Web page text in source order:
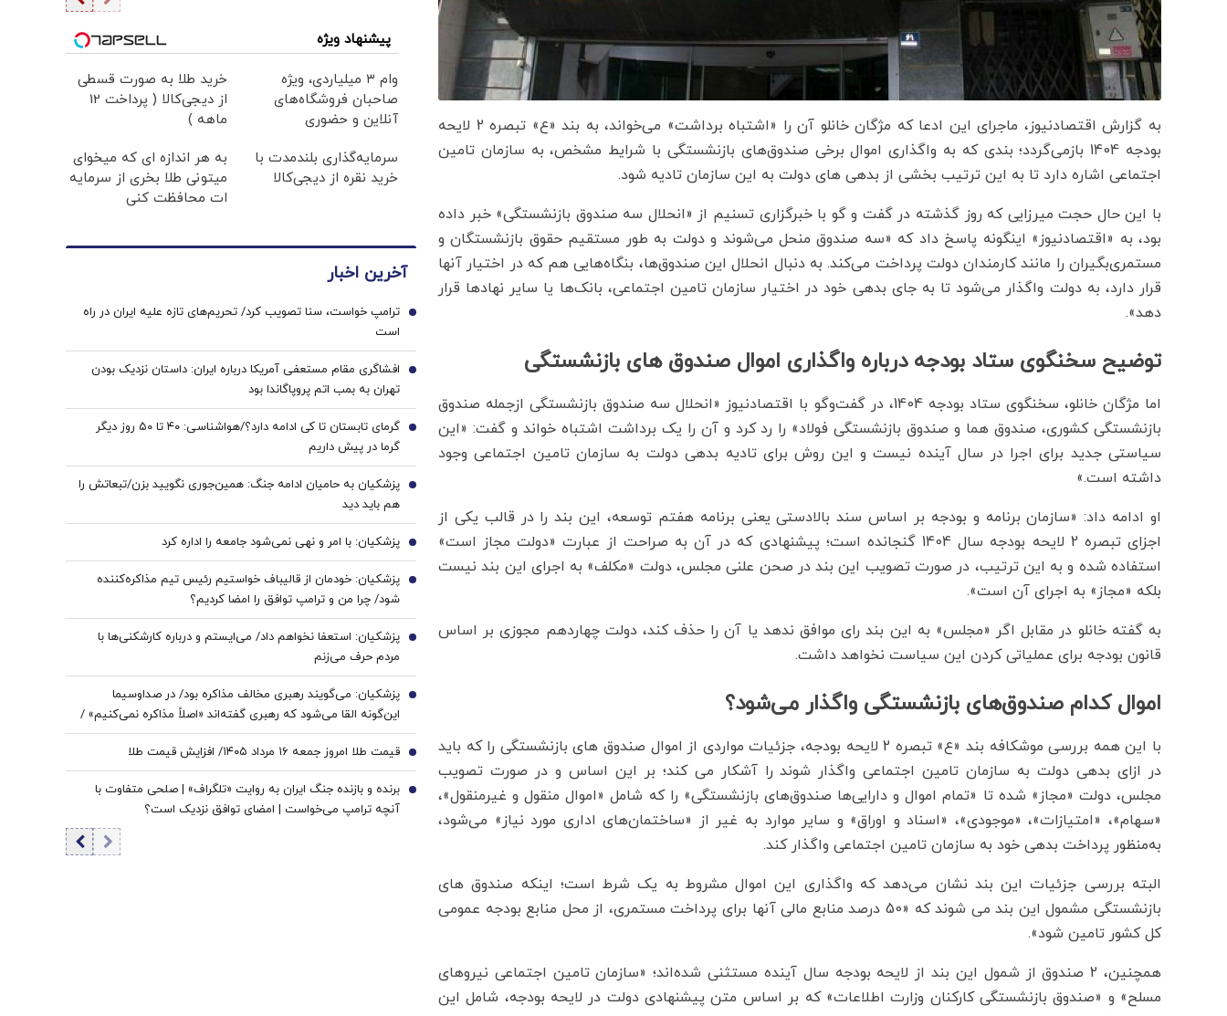
به گزارش اقتصادنیوز، ماجرای این ادعا که مژگان خانلو آن را «اشتباه برداشت» می‌خواند، به بند «ع» تبصره 2 لایحه
بودجه 1404 بازمی‌گردد؛ بندی که به واگذاری اموال برخی صندوق‌های بازنشستگی با شرایط مشخص، به سازمان تامین
اجتماعی اشاره دارد تا به این ترتیب بخشی از بدهی های دولت به این سازمان تادیه شود.
با این حال حجت میرزایی که روز گذشته در گفت و گو با خبرگزاری تسنیم از «انحلال سه صندوق بازنشستگی» خبر داده
بود، به «اقتصادنیوز» اینگونه پاسخ داد که «سه صندوق منحل می‌شوند و دولت به طور مستقیم حقوق بازنشستگان و
مستمری‌بگیران را مانند کارمندان دولت پرداخت می‌کند. به دنبال انحلال این صندوق‌ها، بنگاه‌هایی هم که در اختیار آنها
قرار دارد، به دولت واگذار می‌شود تا به جای بدهی خود در اختیار سازمان تامین اجتماعی، بانک‌ها یا سایر نهادها قرار
دهد».
توضیح سخنگوی ستاد بودجه درباره واگذاری اموال صندوق های بازنشستگی
اما مژگان خانلو، سخنگوی ستاد بودجه 1404، در گفت‌وگو با اقتصادنیوز «انحلال سه صندوق بازنشستگی ازجمله صندوق
بازنشستگی کشوری، صندوق هما و صندوق بازنشستگی فولاد» را رد کرد و آن را یک برداشت اشتباه خواند و گفت: «این
سیاستی جدید برای اجرا در سال آینده نیست و این روش برای تادیه بدهی دولت به سازمان تامین اجتماعی وجود
داشته است.»
او ادامه داد: «سازمان برنامه و بودجه بر اساس سند بالادستی یعنی برنامه هفتم توسعه، این بند را در قالب یکی از
اجزای تبصره 2 لایحه بودجه سال 1404 گنجانده است؛ پیشنهادی که در آن به صراحت از عبارت «دولت مجاز است»
استفاده شده و به این ترتیب، در صورت تصویب این بند در صحن علنی مجلس، دولت «مکلف» به اجرای این بند نیست
بلکه «مجاز» به اجرای آن است».
به گفته خانلو در مقابل اگر «مجلس» به این بند رای موافق ندهد یا آن را حذف کند، دولت چهاردهم مجوزی بر اساس
قانون بودجه برای عملیاتی کردن این سیاست نخواهد داشت.
اموال کدام صندوق‌های بازنشستگی واگذار می‌شود؟
با این همه بررسی موشکافه بند «ع» تبصره 2 لایحه بودجه، جزئیات مواردی از اموال صندوق های بازنشستگی را که باید
در ازای بدهی دولت به سازمان تامین اجتماعی واگذار شوند را آشکار می کند؛ بر این اساس و در صورت تصویب
مجلس، دولت «مجاز» شده تا «تمام اموال و دارایی‌ها صندوق‌های بازنشستگی» را که شامل «اموال منقول و غیرمنقول»،
«سهام»، «امتیازات»، «موجودی»، «اسناد و اوراق» و سایر موارد به غیر از «ساختمان‌های اداری مورد نیاز» می‌شود،
به‌منظور پرداخت بدهی خود به سازمان تامین اجتماعی واگذار کند.
البته بررسی جزئیات این بند نشان می‌دهد که واگذاری این اموال مشروط به یک شرط است؛ اینکه صندوق های
بازنشستگی مشمول این بند می شوند که «50 درصد منابع مالی آنها برای پرداخت مستمری، از محل منابع بودجه عمومی
کل کشور تامین شود».
همچنین، 2 صندوق از شمول این بند از لایحه بودجه سال آینده مستثنی شده‌اند؛ «سازمان تامین اجتماعی نیروهای
مسلح» و «صندوق بازنشستگی کارکنان وزارت اطلاعات» که بر اساس متن پیشنهادی دولت در لایحه بودجه، شامل این
پیشنهاد ویژه
وام ۳ میلیاردی، ویژه
صاحبان فروشگاه‌های
آنلاین و حضوری
خرید طلا به صورت قسطی
از دیجی‌کالا ( پرداخت 12
ماهه )
سرمایه‌گذاری بلندمدت با
خرید نقره از دیجی‌کالا
به هر اندازه ای که میخوای
میتونی طلا بخری از سرمایه
ات محافظت کنی
آخرین اخبار
ترامپ خواست، سنا تصویب کرد/ تحریم‌های تازه علیه ایران در راه
است
1
افشاگری مقام مستعفی آمریکا درباره ایران: داستان نزدیک بودن
تهران به بمب اتم پروپاگاندا بود
2
گرمای تابستان تا کی ادامه دارد؟/هواشناسی: ۴۰ تا ۵۰ روز دیگر
گرما در پیش داریم
3
پزشکیان به حامیان ادامه جنگ: همین‌جوری نگویید بزن/تبعاتش را
هم باید دید
4
پزشکیان: با امر و نهی نمی‌شود جامعه را اداره کرد 5
پزشکیان: خودمان از قالیباف خواستیم رئیس تیم مذاکره‌کننده
شود/ چرا من و ترامپ توافق را امضا کردیم؟
6
پزشکیان: استعفا نخواهم داد/ می‌ایستم و درباره کارشکنی‌ها با
مردم حرف می‌زنم
7
پزشکیان: می‌گویند رهبری مخالف مذاکره بود/ در صداوسیما
این‌گونه القا می‌شود که رهبری گفته‌اند «اصلاً مذاکره نمی‌کنیم» /
ما با اجازه ایشان مذاکره کردیم
8
قیمت طلا امروز جمعه ۱۶ مرداد ۱۴۰۵/ افزایش قیمت طلا 9
برنده و بازنده جنگ ایران به روایت «تلگراف» | صلحی متفاوت با
آنچه ترامپ می‌خواست | امضای توافق نزدیک است؟
10